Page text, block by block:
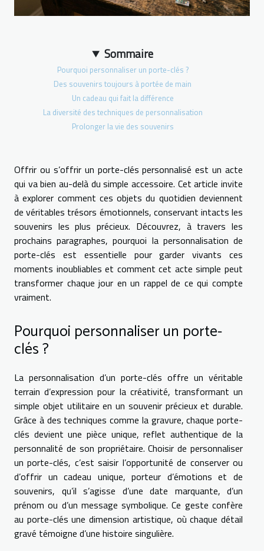
Sommaire
Pourquoi personnaliser un porte-clés ?
Des souvenirs toujours à portée de main
Un cadeau qui fait la différence
La diversité des techniques de personnalisation
Prolonger la vie des souvenirs
Offrir ou s’offrir un porte-clés personnalisé est un acte
qui va bien au-delà du simple accessoire. Cet article invite
à explorer comment ces objets du quotidien deviennent
de véritables trésors émotionnels, conservant intacts les
souvenirs les plus précieux. Découvrez, à travers les
prochains paragraphes, pourquoi la personnalisation de
porte-clés est essentielle pour garder vivants ces
moments inoubliables et comment cet acte simple peut
transformer chaque jour en un rappel de ce qui compte
vraiment.
Pourquoi personnaliser un porte-
clés ?
La personnalisation d’un porte-clés offre un véritable
terrain d’expression pour la créativité, transformant un
simple objet utilitaire en un souvenir précieux et durable.
Grâce à des techniques comme la gravure, chaque porte-
clés devient une pièce unique, reflet authentique de la
personnalité de son propriétaire. Choisir de personnaliser
un porte-clés, c’est saisir l’opportunité de conserver ou
d’offrir un cadeau unique, porteur d’émotions et de
souvenirs, qu’il s’agisse d’une date marquante, d’un
prénom ou d’un message symbolique. Ce geste confère
au porte-clés une dimension artistique, où chaque détail
gravé témoigne d’une histoire singulière.